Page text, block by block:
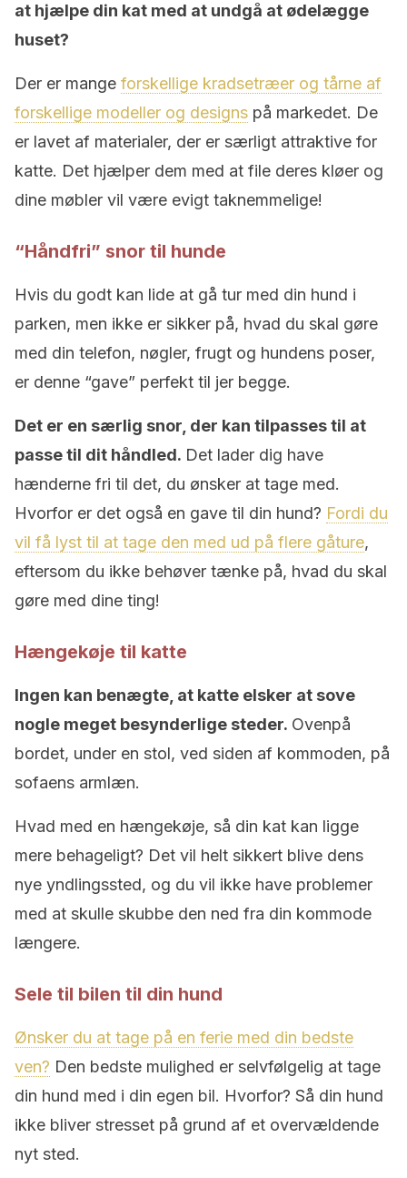
at hjælpe din kat med at undgå at ødelægge
huset?
Der er mange forskellige kradsetræer og tårne af
forskellige modeller og designs på markedet. De
er lavet af materialer, der er særligt attraktive for
katte. Det hjælper dem med at file deres kløer og
dine møbler vil være evigt taknemmelige!
“Håndfri” snor til hunde
Hvis du godt kan lide at gå tur med din hund i
parken, men ikke er sikker på, hvad du skal gøre
med din telefon, nøgler, frugt og hundens poser,
er denne “gave” perfekt til jer begge.
Det er en særlig snor, der kan tilpasses til at
passe til dit håndled. Det lader dig have
hænderne fri til det, du ønsker at tage med.
Hvorfor er det også en gave til din hund? Fordi du
vil få lyst til at tage den med ud på flere gåture,
eftersom du ikke behøver tænke på, hvad du skal
gøre med dine ting!
Hængekøje til katte
Ingen kan benægte, at katte elsker at sove
nogle meget besynderlige steder. Ovenpå
bordet, under en stol, ved siden af kommoden, på
sofaens armlæn.
Hvad med en hængekøje, så din kat kan ligge
mere behageligt? Det vil helt sikkert blive dens
nye yndlingssted, og du vil ikke have problemer
med at skulle skubbe den ned fra din kommode
længere.
Sele til bilen til din hund
Ønsker du at tage på en ferie med din bedste
ven? Den bedste mulighed er selvfølgelig at tage
din hund med i din egen bil. Hvorfor? Så din hund
ikke bliver stresset på grund af et overvældende
nyt sted.